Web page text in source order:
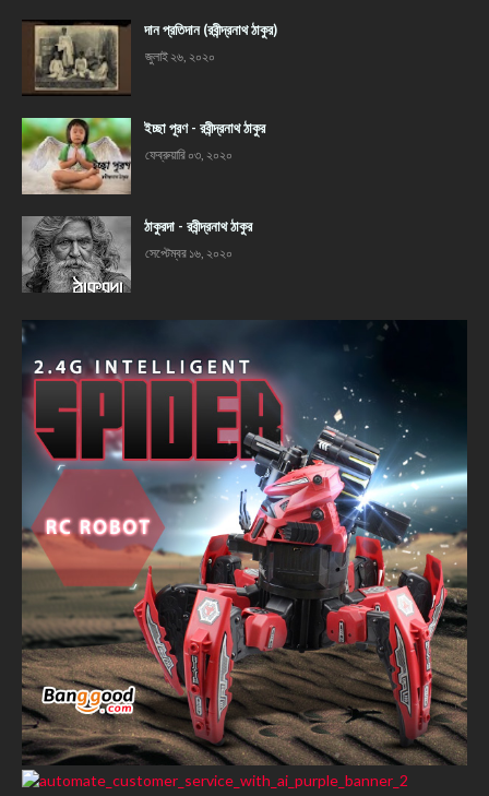
দান প্রতিদান (রবীন্দ্রনাথ ঠাকুর)
জুলাই ২৬, ২০২০
ইচ্ছা পূরণ - রবীন্দ্রনাথ ঠাকুর
ফেব্রুয়ারি ০৩, ২০২০
ঠাকুরদা - রবীন্দ্রনাথ ঠাকুর
সেপ্টেম্বর ১৬, ২০২০